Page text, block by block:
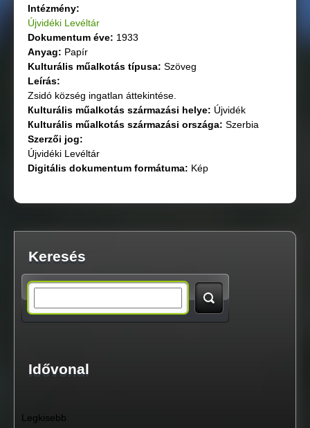
Intézmény:
Újvidéki Levéltár
Dokumentum éve: 1933
Anyag: Papír
Kulturális műalkotás típusa: Szöveg
Leírás:
Zsidó község ingatlan áttekintése.
Кulturális műalkotás származási helye: Újvidék
Кulturális műalkotás származási országа: Szerbia
Szerzői jog:
Újvidéki Levéltár
Digitális dokumentum formátuma: Kép
Keresés
a
Idővonal
Legkisebb